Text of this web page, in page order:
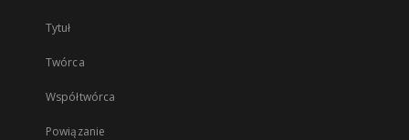
Tytuł
Twórca
Współtwórca
Powiązanie